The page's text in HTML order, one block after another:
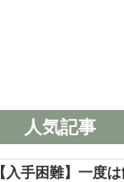
人気記事
【入手困難】一度